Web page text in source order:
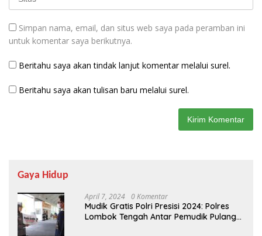
Simpan nama, email, dan situs web saya pada peramban ini
untuk komentar saya berikutnya.
Beritahu saya akan tindak lanjut komentar melalui surel.
Beritahu saya akan tulisan baru melalui surel.
Gaya Hidup
April 7, 2024 0 Komentar
Mudik Gratis Polri Presisi 2024: Polres
Lombok Tengah Antar Pemudik Pulang